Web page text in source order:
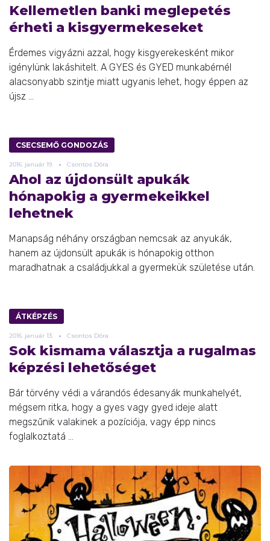
Kellemetlen banki meglepetés
érheti a kisgyermekeseket
Érdemes vigyázni azzal, hogy kisgyerekesként mikor
igénylünk lakáshitelt. A GYES és GYED munkabérnél
alacsonyabb szintje miatt ugyanis lehet, hogy éppen az
újsz ...
CSECSEMŐ GONDOZÁS
2016. január 19. Csontos Dóra
Ahol az újdonsült apukák
hónapokig a gyermekeikkel
lehetnek
Manapság néhány országban nemcsak az anyukák,
hanem az újdonsült apukák is hónapokig otthon
maradhatnak a családjukkal a gyermekük születése után.
ÁTKÉPZÉS
2016. január 13. Csontos Dóra
Sok kismama választja a rugalmas
képzési lehetőséget
Bár törvény védi a várandós édesanyák munkahelyét,
mégsem ritka, hogy a gyes vagy gyed ideje alatt
megszűnik valakinek a pozíciója, vagy épp nincs
foglalkoztatá ...